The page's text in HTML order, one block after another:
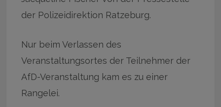
der Polizeidirektion Ratzeburg.
Nur beim Verlassen des
Veranstaltungsortes der Teilnehmer der
AfD-Veranstaltung kam es zu einer
Rangelei.